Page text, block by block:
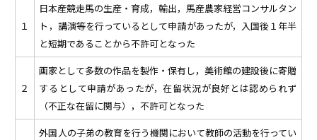
１
日本産競走馬の生産・育成，輸出，馬産農家経営コンサルタン
ト，講演等を行っているとして申請があったが，入国後１年半
と短期であることから不許可となった
２
画家として多数の作品を製作・保有し，美術館の建設後に寄贈
するとして申請があったが，在留状況が良好とは認められず
（不正な在留に関与），不許可となった
外国人の子弟の教育を行う機関において教師の活動を行ってい